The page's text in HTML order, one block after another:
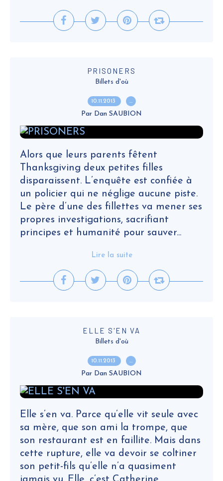
PRISONERS
Billets d'où
10.11.2013 …
Par Dan SAUBION
Alors que leurs parents fêtent
Thanksgiving deux petites filles
disparaissent. L’enquête est confiée à
un policier qui ne néglige aucune piste.
Le père d’une des fillettes va mener ses
propres investigations, sacrifiant
principes et humanité pour sauver...
Lire la suite
ELLE S'EN VA
Billets d'où
10.11.2013 …
Par Dan SAUBION
Elle s’en va. Parce qu’elle vit seule avec
sa mère, que son ami la trompe, que
son restaurant est en faillite. Mais dans
cette rupture, elle va devoir se coltiner
son petit-fils qu’elle n’a quasiment